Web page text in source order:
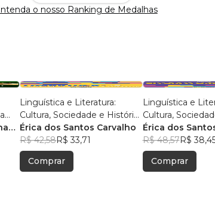
o nosso Ranking de Medalhas
Linguística e Literatura:
Cultura, Sociedade e História
- Volume 2
Érica dos Santos Carvalho
R$ 42,58R$ 33,71
Comprar
Linguística e
Cultura,
Érica dos
R$ 48,57R$
Comprar